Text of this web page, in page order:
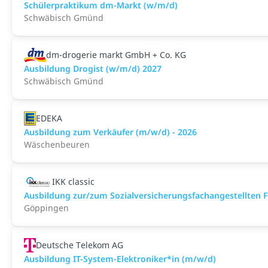
Schülerpraktikum dm-Markt (w/m/d)
Schwäbisch Gmünd
dm-drogerie markt GmbH + Co. KG
Ausbildung Drogist (w/m/d) 2027
Schwäbisch Gmünd
EDEKA
Ausbildung zum Verkäufer (m/w/d) - 2026
Wäschenbeuren
IKK classic
Aus­bild­ung zur/zum Sozial­versicher­ungs­fach­angestellten­
Göppingen
Deutsche Telekom AG
Ausbildung IT-System-Elektroniker*in (m/w/d)